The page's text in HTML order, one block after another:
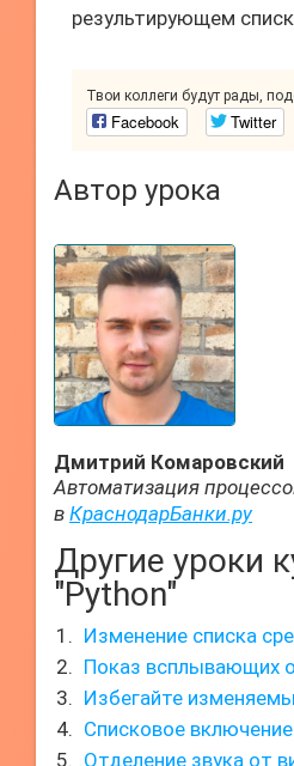
результирующем
Твои коллеги будут рады,
Facebook Twitter
Автор урока
Дмитрий Комаровский
Автоматизация
в КраснодарБанки.ру
Другие уроки
"Python"
Изменение списка
Показ всплывающих
Избегайте
Списковое
Отделение звука от